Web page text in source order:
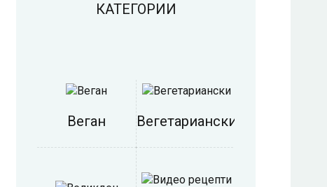
КАТЕГОРИИ
Веган Вегетариански